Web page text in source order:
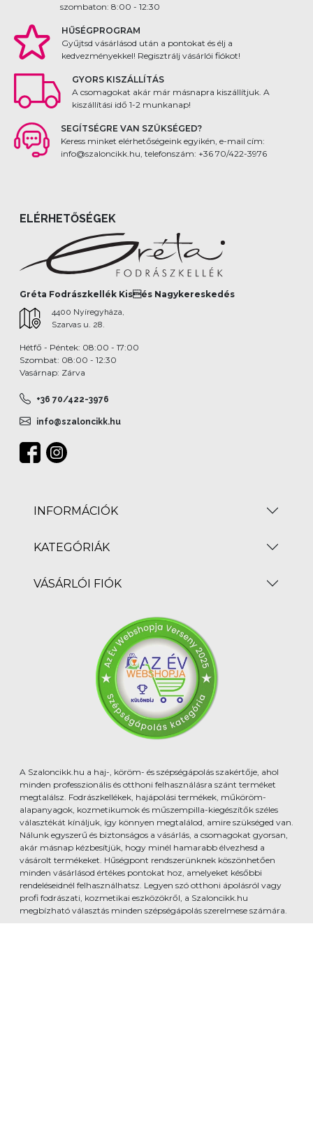
szombaton: 8:00 - 12:30
HŰSÉGPROGRAM
Gyűjtsd vásárlásod után a pontokat és élj a
kedvezményekkel! Regisztrálj vásárlói fiókot!
GYORS KISZÁLLÍTÁS
A csomagokat akár már másnapra kiszállítjuk. A
kiszállítási idő 1-2 munkanap!
SEGÍTSÉGRE VAN SZÜKSÉGED?
Keress minket elérhetőségeink egyikén, e-mail cím:
info@szaloncikk.hu, telefonszám: +36 70/422-3976
ELÉRHETŐSÉGEK
Gréta Fodrászkellék Kisés Nagykereskedés
4400 Nyíregyháza,
Szarvas u. 28.
Hétfő - Péntek: 08:00 - 17:00
Szombat: 08:00 - 12:30
Vasárnap: Zárva
+36 70/422-3976
info@szaloncikk.hu
INFORMÁCIÓK
KATEGÓRIÁK
VÁSÁRLÓI FIÓK
A Szaloncikk.hu a haj-, köröm- és szépségápolás szakértője, ahol
minden professzionális és otthoni felhasználásra szánt terméket
megtalálsz. Fodrászkellékek, hajápolási termékek, műköröm-
alapanyagok, kozmetikumok és műszempilla-kiegészítők széles
választékát kínáljuk, így könnyen megtalálod, amire szükséged van.
Nálunk egyszerű és biztonságos a vásárlás, a csomagokat gyorsan,
akár másnap kézbesítjük, hogy minél hamarabb élvezhesd a
vásárolt termékeket. Hűségpont rendszerünknek köszönhetően
minden vásárlásod értékes pontokat hoz, amelyeket későbbi
rendeléseidnél felhasználhatsz. Legyen szó otthoni ápolásról vagy
profi fodrászati, kozmetikai eszközökről, a Szaloncikk.hu
megbízható választás minden szépségápolás szerelmese számára.